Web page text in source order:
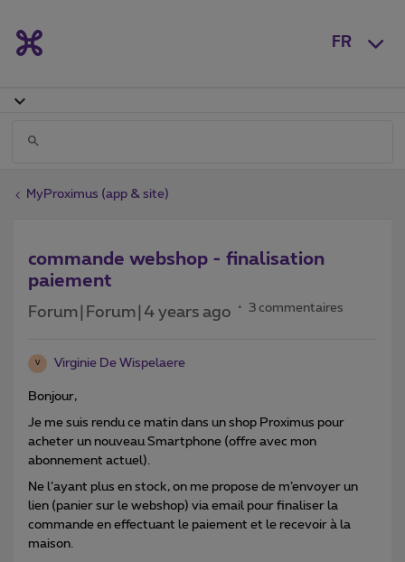
FR
MyProximus (app & site)
commande webshop - finalisation
paiement
Forum|Forum|4 years ago 3 commentaires
V Virginie De Wispelaere
Bonjour,
Je me suis rendu ce matin dans un shop Proximus pour
acheter un nouveau Smartphone (offre avec mon
abonnement actuel).
Ne l’ayant plus en stock, on me propose de m’envoyer un
lien (panier sur le webshop) via email pour finaliser la
commande en effectuant le paiement et le recevoir à la
maison.